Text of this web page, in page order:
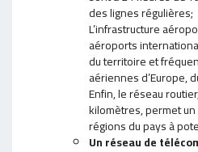
des lignes régulières;
L’infrastructure
aéroports
du territoire et
aériennes d’Europe,
Enfin, le réseau
kilomètres, permet
régions du pays à
Un réseau de